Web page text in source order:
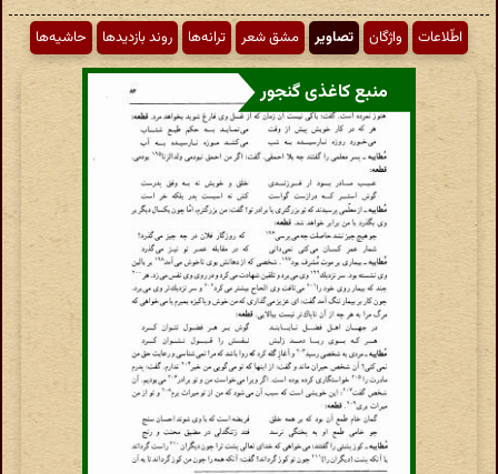
اطّلاعات واژگان تصاویر مشق شعر ترانه‌ها روند بازدیدها حاشیه‌ها
منبع کاغذی گنجور